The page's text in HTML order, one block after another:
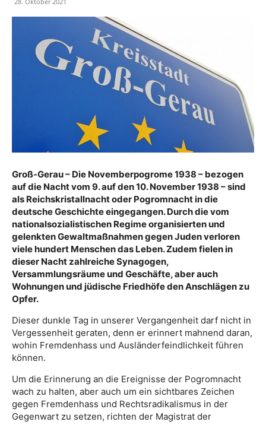
Groß-Gerau – Die Novemberpogrome 1938 – bezogen
auf die Nacht vom 9. auf den 10. November 1938 – sind
als Reichskristallnacht oder Pogromnacht in die
deutsche Geschichte eingegangen. Durch die vom
nationalsozialistischen Regime organisierten und
gelenkten Gewaltmaßnahmen gegen Juden verloren
viele hundert Menschen das Leben. Zudem fielen in
dieser Nacht zahlreiche Synagogen,
Versammlungsräume und Geschäfte, aber auch
Wohnungen und jüdische Friedhöfe den Anschlägen zu
Opfer.
Dieser dunkle Tag in unserer Vergangenheit darf nicht in
Vergessenheit geraten, denn er erinnert mahnend daran,
wohin Fremdenhass und Ausländerfeindlichkeit führen
können.
Um die Erinnerung an die Ereignisse der Pogromnacht
wach zu halten, aber auch um ein sichtbares Zeichen
gegen Fremdenhass und Rechtsradikalismus in der
Gegenwart zu setzen, richten der Magistrat der